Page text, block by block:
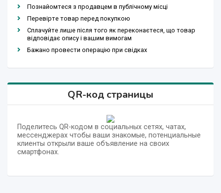
Познайомтеся з продавцем в публічному місці
Перевірте товар перед покупкою
Сплачуйте лише після того як переконаєтеся, що товар
відповідає опису і вашим вимогам
Бажано провести операцію при свідках
QR-код страницы
Поделитесь QR-кодом в социальных сетях, чатах,
мессенджерах чтобы ваши знакомые, потенциальные
клиенты открыли ваше объявление на своих
смартфонах.